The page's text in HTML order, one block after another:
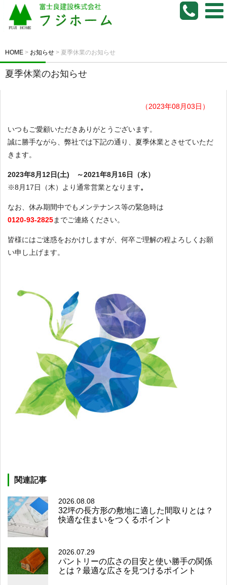
HOME > お知らせ > 夏季休業のお知らせ
夏季休業のお知らせ
（2023年08月03日）
いつもご愛顧いただきありがとうございます。
誠に勝手ながら、弊社では下記の通り、夏季休業とさせていただ
きます。
2023年8月12日(土) ～2021年8月16日（水）
※8月17日（木）より通常営業となります。
なお、休み期間中でもメンテナンス等の緊急時は
0120-93-2825までご連絡ください。
皆様にはご迷惑をおかけしますが、何卒ご理解の程よろしくお願
い申し上げます。
関連記事
2026.08.08
32坪の長方形の敷地に適した間取りとは？
快適な住まいをつくるポイント
2026.07.29
パントリーの広さの目安と使い勝手の関係
とは？最適な広さを見つけるポイント